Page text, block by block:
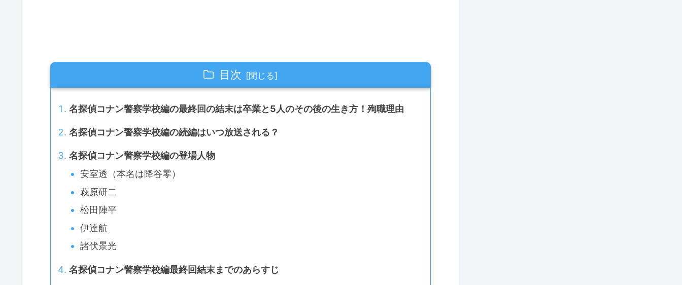
目次
名探偵コナン警察学校編の最終回の結末は卒業と5人のその後の生き方！殉職理由
名探偵コナン警察学校編の続編はいつ放送される？
名探偵コナン警察学校編の登場人物
安室透（本名は降谷零）
萩原研二
松田陣平
伊達航
諸伏景光
名探偵コナン警察学校編最終回結末までのあらすじ